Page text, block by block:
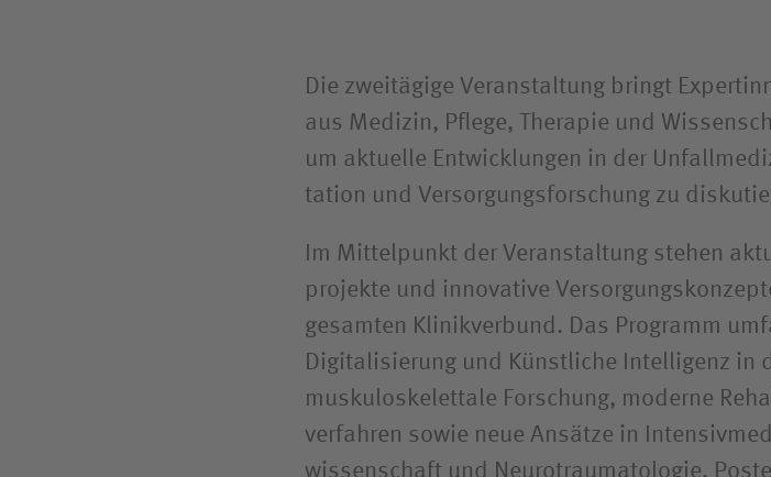
Die zweitägige Veranstaltung bringt
aus Medizin, Pflege, Therapie und
um aktuelle Entwicklungen in der
tation und Versorgungs­forschung zu
Im Mittelpunkt der Veranstaltung stehen
projekte und innovative
gesamten Klinikverbund. Das Programm
Digitalisierung und Künstliche Intelligenz in
muskulo­skelettale Forschung, moderne
verfahren sowie neue Ansätze in
wissenschaft und Neuro­traumatologie.